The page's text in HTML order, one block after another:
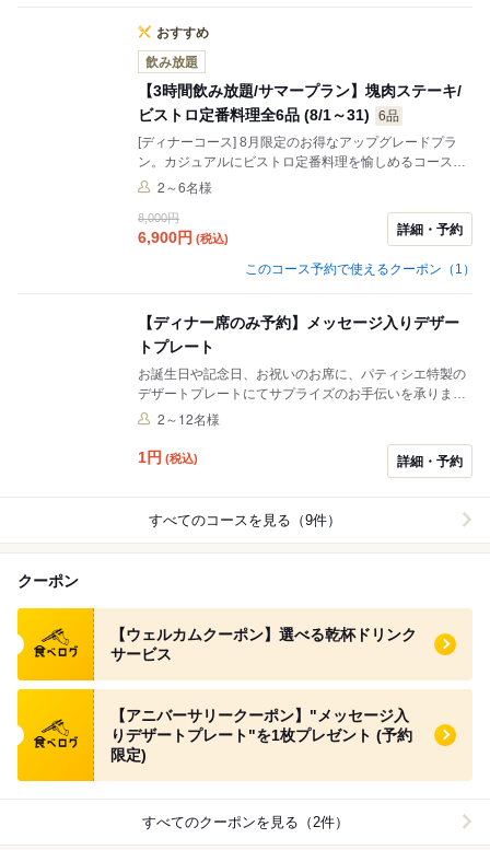
おすすめ
飲み放題
【3時間飲み放題/サマープラン】塊肉ステーキ/
ビストロ定番料理全6品 (8/1～31)
6品
[ディナーコース] 8月限定のお得なアップグレードプラ
ン。カジュアルにビストロ定番料理を愉しめるコース
に、生ビール・グラスワイン・カクテルなど約20種の3
感じられる「オーストラリア産 WAGYU」。
2～6名様
8,000円
6,900円 (税込)
詳細・予約
このコース予約で使えるクーポン（1）
【ディナー席のみ予約】メッセージ入りデザー
トプレート
お誕生日や記念日、お祝いのお席に、パティシエ特製の
デザートプレートにてサプライズのお手伝いを承りま
す。ご希望のメッセージをチョコレートでお書き添え致
2～12名様
1円 (税込) 詳細・予約
すべてのコースを見る（9件）
クーポン
食べログ クーポン
【ウェルカムクーポン】選べる乾杯ドリンク
サービス
食べログ クーポン
【アニバーサリークーポン】"メッセージ入
りデザートプレート"を1枚プレゼント (予約
限定)
すべてのクーポンを見る（2件）